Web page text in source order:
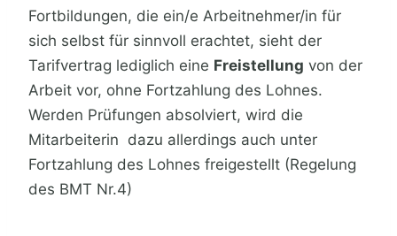
Fortbildungen, die ein/e Arbeitnehmer/in für
sich selbst für sinnvoll erachtet, sieht der
Tarifvertrag lediglich eine Freistellung von der
Arbeit vor, ohne Fortzahlung des Lohnes.
Werden Prüfungen absolviert, wird die
Mitarbeiterin dazu allerdings auch unter
Fortzahlung des Lohnes freigestellt (Regelung
des BMT Nr.4)